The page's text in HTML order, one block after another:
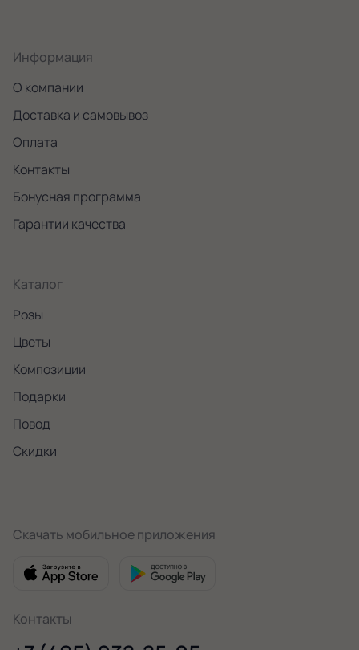
Информация
О компании
Доставка и самовывоз
Оплата
Контакты
Бонусная программа
Гарантии качества
Каталог
Розы
Цветы
Композиции
Подарки
Повод
Скидки
Скачать мобильное приложения
Контакты